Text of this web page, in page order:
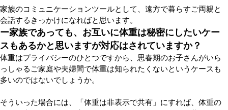
家族のコミュニケーションツールとして、遠方で暮らすご両親と
会話するきっかけになればと思います。
ー家族であっても、お互いに体重は秘密にしたいケー
スもあるかと思いますが対応はされていますか？
体重はプライバシーのひとつですから、思春期のお子さんがいら
っしゃるご家庭や夫婦間で体重は知られたくないというケースも
多いのではないでしょうか。
そういった場合には、「体重は非表示で共有」にすれば、体重の